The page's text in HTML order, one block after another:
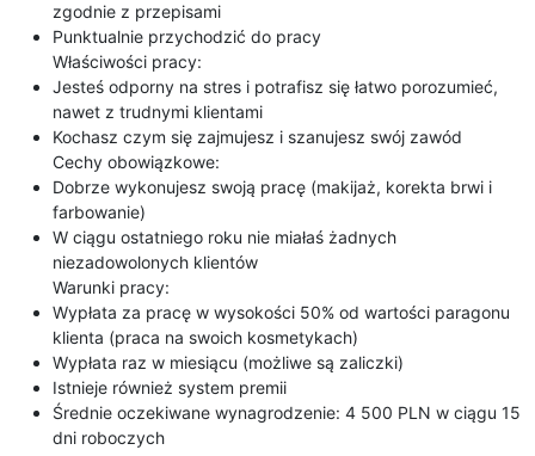
zgodnie z przepisami
Punktualnie przychodzić do pracy
Właściwości pracy:
Jesteś odporny na stres i potrafisz się łatwo porozumieć,
nawet z trudnymi klientami
Kochasz czym się zajmujesz i szanujesz swój zawód
Cechy obowiązkowe:
Dobrze wykonujesz swoją pracę (makijaż, korekta brwi i
farbowanie)
W ciągu ostatniego roku nie miałaś żadnych
niezadowolonych klientów
Warunki pracy:
Wypłata za pracę w wysokości 50% od wartości paragonu
klienta (praca na swoich kosmetykach)
Wypłata raz w miesiącu (możliwe są zaliczki)
Istnieje również system premii
Średnie oczekiwane wynagrodzenie: 4 500 PLN w ciągu 15
dni roboczych